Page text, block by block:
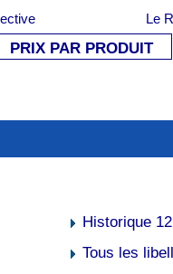
Le
PRIX PAR PRODUIT
Historique
Tous les